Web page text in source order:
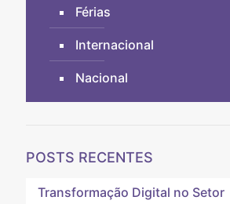
Férias
Internacional
Nacional
POSTS RECENTES
Transformação Digital no Setor